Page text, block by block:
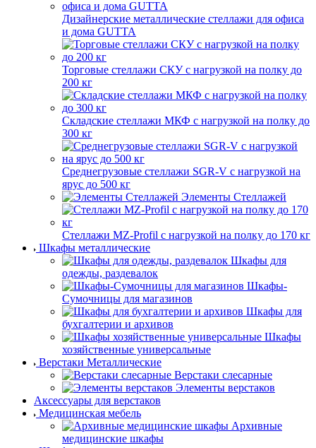
Дизайнерские металлические стеллажи для офиса
и дома GUTTA
Торговые стеллажи СКУ с нагрузкой на полку до
200 кг
Складские стеллажи МКФ с нагрузкой на полку до
300 кг
Среднегрузовые стеллажи SGR-V с нагрузкой на
ярус до 500 кг
Элементы Стеллажей
Стеллажи MZ-Profil с нагрузкой на полку до 170 кг
Шкафы металлические
Шкафы для
одежды, раздевалок
Шкафы-
Сумочницы для магазинов
Шкафы для
бухгалтерии и архивов
Шкафы
хозяйственные универсальные
Верстаки Металлические
Верстаки слесарные
Элементы верстаков
Аксессуары для верстаков
Медицинская мебель
Архивные
медицинские шкафы